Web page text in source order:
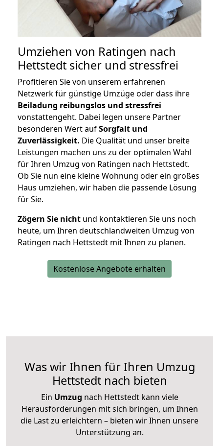
Umziehen von Ratingen nach
Hettstedt sicher und stressfrei
Profitieren Sie von unserem erfahrenen
Netzwerk für günstige Umzüge oder dass ihre
Beiladung reibungslos und stressfrei
vonstattengeht. Dabei legen unsere Partner
besonderen Wert aufSorgfalt und
Zuverlässigkeit. Die Qualität und unser breite
Leistungen machen uns zu der optimalen Wahl
für Ihren Umzug von Ratingen nach Hettstedt.
Ob Sie nun eine kleine Wohnung oder ein großes
Haus umziehen, wir haben die passende Lösung
für Sie.
Zögern Sie nicht und kontaktieren Sie uns noch
heute, um Ihren deutschlandweiten Umzug von
Ratingen nach Hettstedt mit Ihnen zu planen.
Kostenlose Angebote erhalten
Was wir Ihnen für Ihren Umzug
Hettstedt nach bieten
Ein Umzug nach Hettstedt kann viele
Herausforderungen mit sich bringen, um Ihnen
die Last zu erleichtern – bieten wir Ihnen unsere
Unterstützung an.